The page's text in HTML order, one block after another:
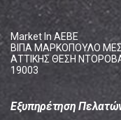
Market In ΑΕΒΕ
ΒΙΠΑ ΜΑΡΚΟΠΟΥΛΟ
ΑΤΤΙΚΗΣ ΘΕΣΗ
19003
Εξυπηρέτηση